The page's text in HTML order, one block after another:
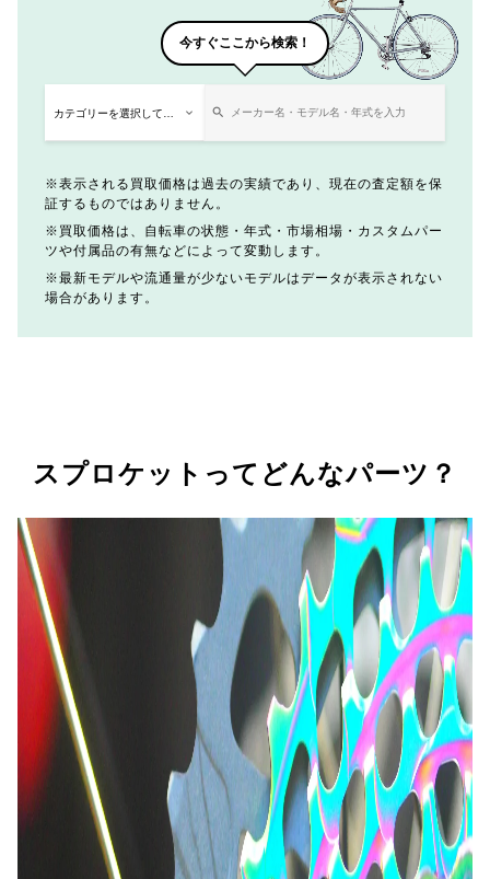
今すぐここから検索！
表示される買取価格は過去の実績であり、現在の査定額を保
証するものではありません。
買取価格は、自転車の状態・年式・市場相場・カスタムパー
ツや付属品の有無などによって変動します。
最新モデルや流通量が少ないモデルはデータが表示されない
場合があります。
スプロケットってどんなパーツ？